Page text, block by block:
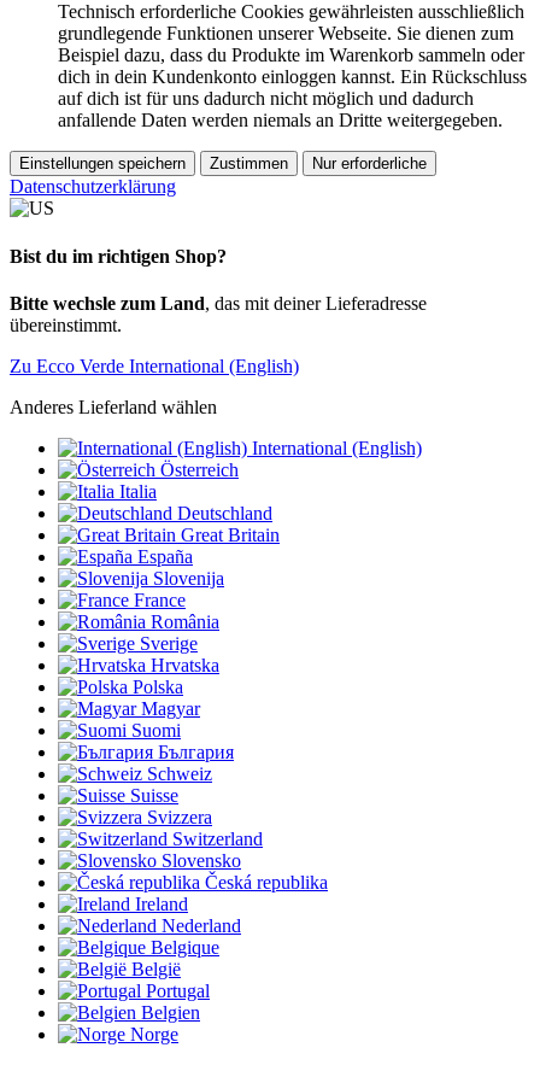
Technisch erforderliche Cookies gewährleisten ausschließlich
grundlegende Funktionen unserer Webseite. Sie dienen zum
Beispiel dazu, dass du Produkte im Warenkorb sammeln oder
dich in dein Kundenkonto einloggen kannst. Ein Rückschluss
auf dich ist für uns dadurch nicht möglich und dadurch
anfallende Daten werden niemals an Dritte weitergegeben.
Einstellungen speichern Zustimmen Nur erforderliche
Datenschutzerklärung
Bist du im richtigen Shop?
Bitte wechsle zum Land, das mit deiner Lieferadresse
übereinstimmt.
Zu Ecco Verde International (English)
Anderes Lieferland wählen
International (English)
Österreich
Italia
Deutschland
Great Britain
España
Slovenija
France
România
Sverige
Hrvatska
Polska
Magyar
Suomi
България
Schweiz
Suisse
Svizzera
Switzerland
Slovensko
Česká republika
Ireland
Nederland
Belgique
België
Portugal
Belgien
Norge